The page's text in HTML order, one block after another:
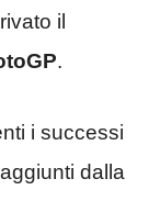
il
.
i successi
dalla